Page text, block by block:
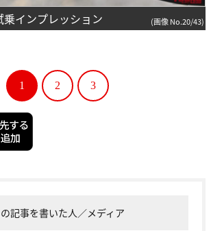
乗インプレッション (画像 No.20/43)
1 2 3
記事を書いた人／メディア